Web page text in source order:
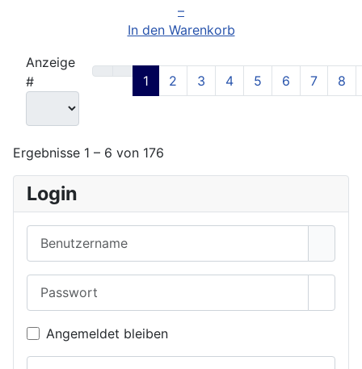
Login
Angemeldet bleiben
–
In den Warenkorb
Anzeige
#
1 2 3 4 5 6 7 8
Ergebnisse 1 – 6 von 176